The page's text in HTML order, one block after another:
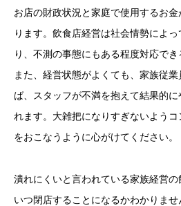
お店の財政状況と家庭で使用するお
ります。飲食店経営は社会情勢によ
り、不測の事態にもある程度対応でき
また、経営状態がよくても、家族従
ば、スタッフが不満を抱えて結果的
れます。大雑把になりすぎないよう
をおこなうように心がけてください。
潰れにくいと言われている家族経営の
いつ閉店することになるかわかりま